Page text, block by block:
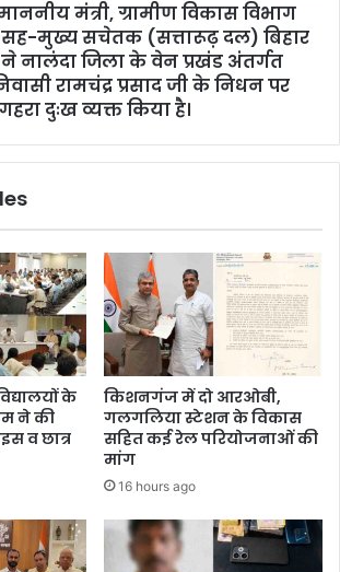
मंत्री, ग्रामीण विकास विभाग
सह-मुख्य सचेतक (सत्तारूढ़ दल) बिहार
नालंदा जिला के वेन प्रखंड अंतर्गत
रामचंद्र प्रसाद जी के निधन पर
गहरा दुःख व्यक्त किया है।
के
ने की
व छात्र
किशनगंज में दो आरओबी,
गलगलिया स्टेशन के विकास
सहित कई रेल परियोजनाओं की
मांग
16 hours ago